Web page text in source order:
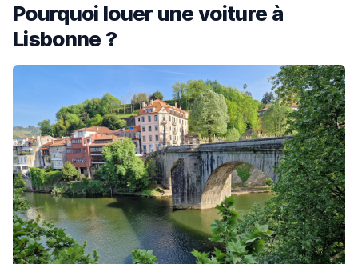
Pourquoi louer une voiture à
Lisbonne ?